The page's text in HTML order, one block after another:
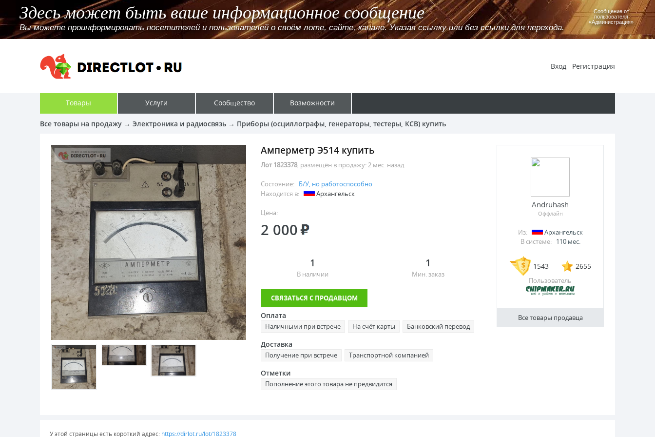
Здесь может быть ваше информационное сообщение
Вы можете проинформировать посетителей и пользователей о своём лоте, сайте, канале. Указав ссылку или без ссылки для перехода.
Сообщение от
пользователя
«Администрация»
Вход Регистрация
Товары Услуги Сообщество Возможности
Все товары на продажу → Электроника и радиосвязь → Приборы (осциллографы, генераторы, тестеры, КСВ) купить
Амперметр Э514 купить
Лот 1823378, размещён в продажу:2 мес. назад
Состояние: Б/У, но работоспособно
Находится в:
Архангельск
Цена:
2 000
1
В наличии
1
Мин. заказ
СВЯЗАТЬСЯ С ПРОДАВЦОМ
Оплата
Наличными при встрече На счёт карты Банковский перевод
Доставка
Получение при встрече Транспортной компанией
Отметки
Пополнение этого товара не предвидится
Andruhash
Оффлайн
Из:
Архангельск
В системе: 110 мес.
1543 2655
Пользователь
Все товары продавца
У этой страницы есть короткий адрес: https://dirlot.ru/lot/1823378